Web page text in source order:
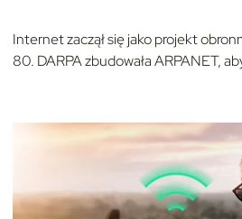
Internet zaczął się jako projekt
80. DARPA zbudowała ARPANET,